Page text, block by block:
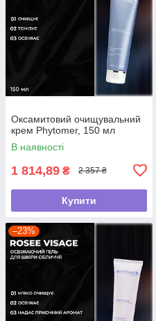
Оксамитовий очищувальний
крем Phytomer, 150 мл
В наявності
1 814,89 ₴ 2 357 ₴
Купити
–23%